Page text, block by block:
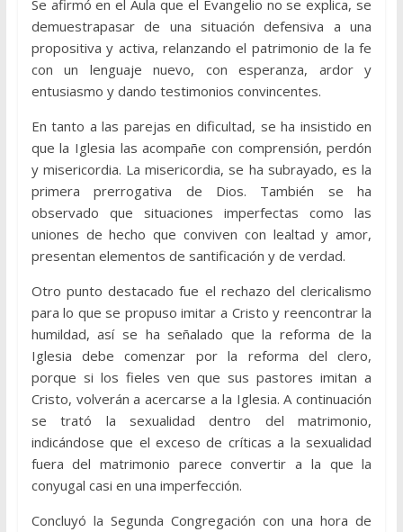
Se afirmó en el Aula que el Evangelio no se explica, se
demuestrapasar de una situación defensiva a una
propositiva y activa, relanzando el patrimonio de la fe
con un lenguaje nuevo, con esperanza, ardor y
entusiasmo y dando testimonios convincentes.
En tanto a las parejas en dificultad, se ha insistido en
que la Iglesia las acompañe con comprensión, perdón
y misericordia. La misericordia, se ha subrayado, es la
primera prerrogativa de Dios. También se ha
observado que situaciones imperfectas como las
uniones de hecho que conviven con lealtad y amor,
presentan elementos de santificación y de verdad.
Otro punto destacado fue el rechazo del clericalismo
para lo que se propuso imitar a Cristo y reencontrar la
humildad, así se ha señalado que la reforma de la
Iglesia debe comenzar por la reforma del clero,
porque si los fieles ven que sus pastores imitan a
Cristo, volverán a acercarse a la Iglesia. A continuación
se trató la sexualidad dentro del matrimonio,
indicándose que el exceso de críticas a la sexualidad
fuera del matrimonio parece convertir a la que la
conyugal casi en una imperfección.
Concluyó la Segunda Congregación con una hora de